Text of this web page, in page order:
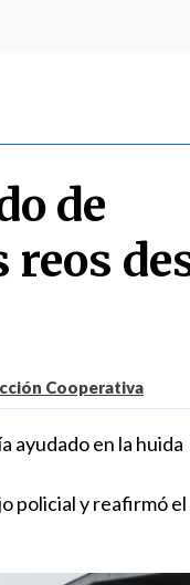
de
Cooperativa
ayudado en la huida
policial y reafirmó el